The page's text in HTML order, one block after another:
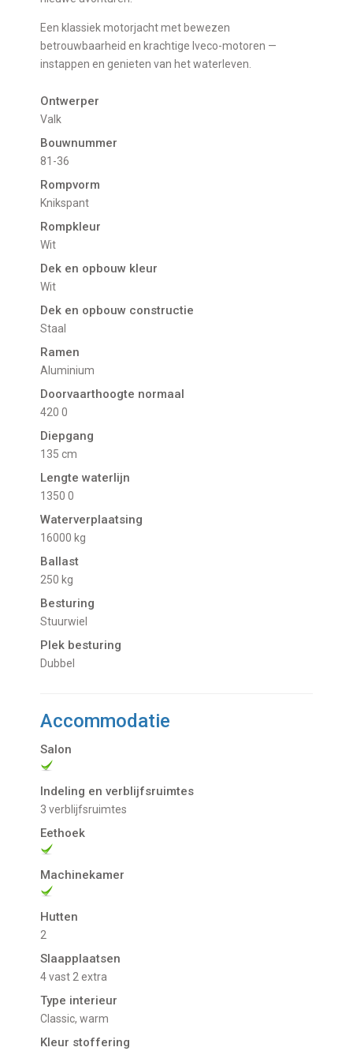
Een klassiek motorjacht met bewezen
betrouwbaarheid en krachtige Iveco-motoren —
instappen en genieten van het waterleven.
Ontwerper
Valk
Bouwnummer
81-36
Rompvorm
Knikspant
Rompkleur
Wit
Dek en opbouw kleur
Wit
Dek en opbouw constructie
Staal
Ramen
Aluminium
Doorvaarthoogte normaal
420 0
Diepgang
135 cm
Lengte waterlijn
1350 0
Waterverplaatsing
16000 kg
Ballast
250 kg
Besturing
Stuurwiel
Plek besturing
Dubbel
Accommodatie
Salon
Indeling en verblijfsruimtes
3 verblijfsruimtes
Eethoek
Machinekamer
Hutten
2
Slaapplaatsen
4 vast 2 extra
Type interieur
Classic, warm
Kleur stoffering